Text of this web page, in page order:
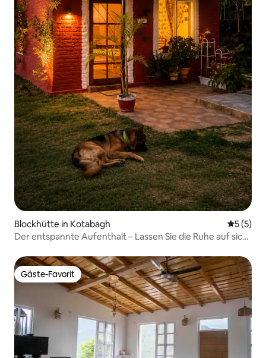
Blockhütte in Kotabagh
5 (5)
Der entspannte Aufenthalt – Lassen Sie die Ruhe auf sich
Gäste-Favorit
Gäste-Favorit